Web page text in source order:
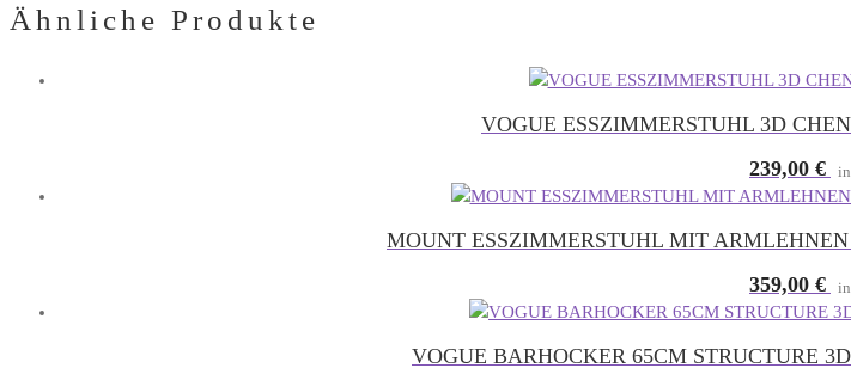
Ähnliche Produkte
VOGUE ESSZIMMERSTUHL 3D
239,00 €
MOUNT ESSZIMMERSTUHL MIT
359,00 €
VOGUE BARHOCKER 65CM STRUCTURE